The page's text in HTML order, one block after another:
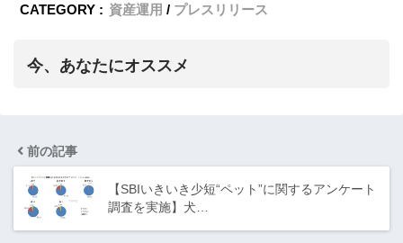
CATEGORY : 資産運用 プレスリリース
今、あなたにオススメ
前の記事
【SBIいきいき少短“ペット”に関するアンケート
調査を実施】犬…